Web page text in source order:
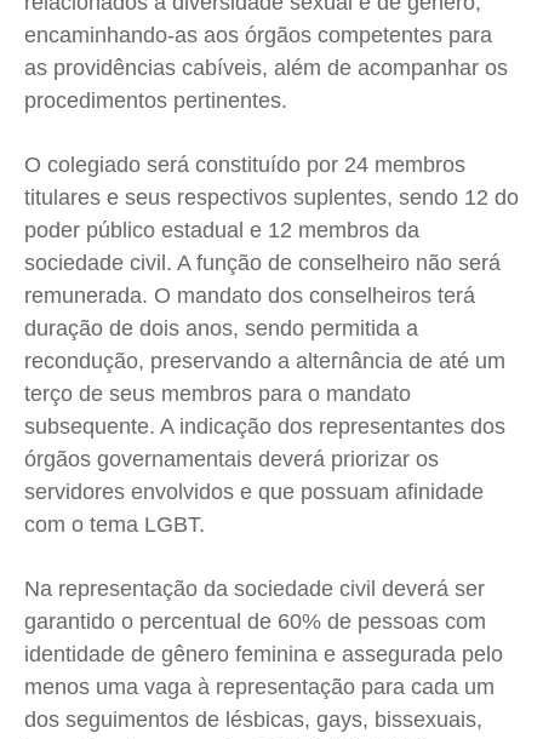
encaminhando-as aos órgãos competentes para
as providências cabíveis, além de acompanhar os
procedimentos pertinentes.
O colegiado será constituído por 24 membros
titulares e seus respectivos suplentes, sendo 12 do
poder público estadual e 12 membros da
sociedade civil. A função de conselheiro não será
remunerada. O mandato dos conselheiros terá
duração de dois anos, sendo permitida a
recondução, preservando a alternância de até um
terço de seus membros para o mandato
subsequente. A indicação dos representantes dos
órgãos governamentais deverá priorizar os
servidores envolvidos e que possuam afinidade
com o tema LGBT.
Na representação da sociedade civil deverá ser
garantido o percentual de 60% de pessoas com
identidade de gênero feminina e assegurada pelo
menos uma vaga à representação para cada um
dos seguimentos de lésbicas, gays, bissexuais,